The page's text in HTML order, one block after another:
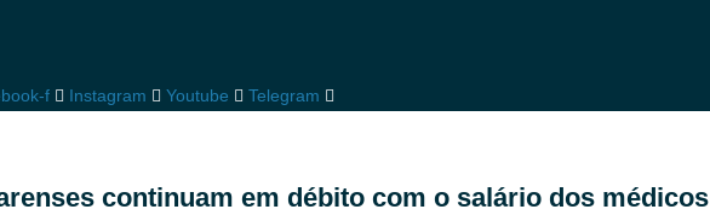
f Instagram Youtube Telegram
continuam em débito com o salário dos médicos